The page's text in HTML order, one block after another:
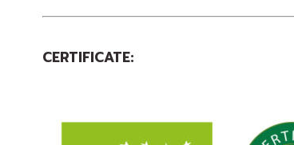
CERTIFICATE: